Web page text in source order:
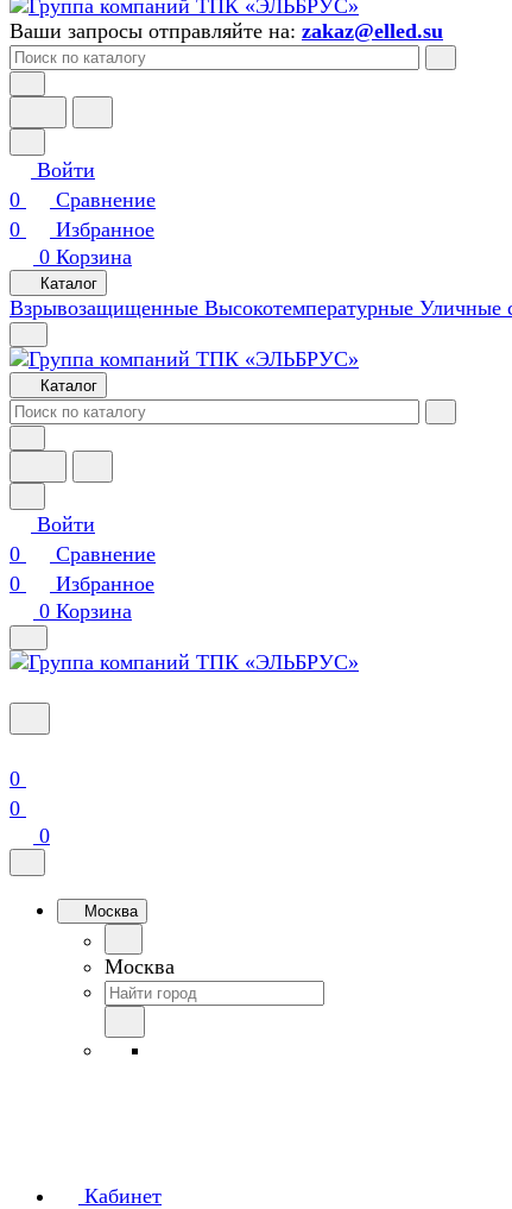
Ваши запросы отправляйте на: zakaz@elled.su
Войти
0
Сравнение
0
Избранное
0 Корзина
Каталог
Взрывозащищенные Высокотемпературные Уличные
Каталог
Войти
0
Сравнение
0
Избранное
0 Корзина
0
0
0
Москва
Москва
Кабинет